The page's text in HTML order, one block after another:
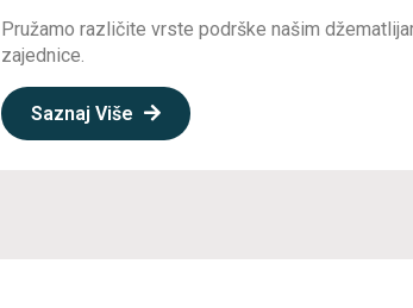
Pružamo različite vrste podrške našim
zajednice.
Saznaj Više